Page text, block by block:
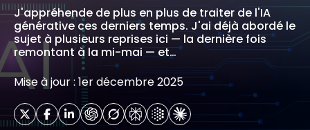
J'appréhende de plus en plus de traiter de l'IA
générative ces derniers temps. J'ai déjà abordé le
sujet à plusieurs reprises ici — la dernière fois
remontant à la mi-mai — et…
Mise à jour : 1er décembre 2025